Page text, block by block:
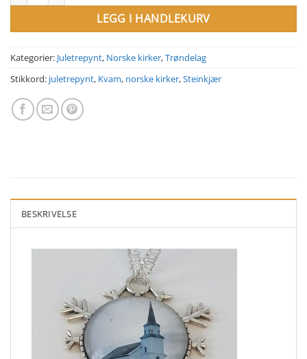
LEGG I HANDLEKURV
Kategorier: Juletrepynt, Norske kirker,Trøndelag
Stikkord: juletrepynt, Kvam, norske kirker,Steinkjær
BESKRIVELSE